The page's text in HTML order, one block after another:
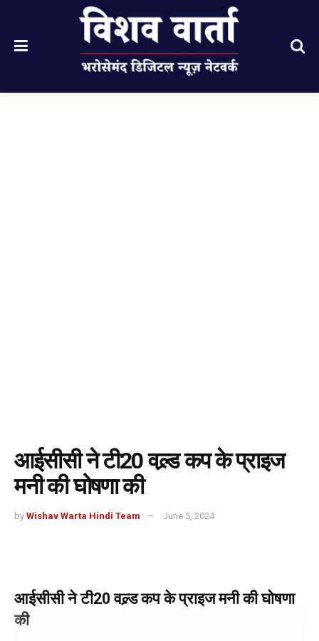
आईसीसी ने टी20 वल्र्ड कप के प्राइज
मनी की घोषणा की
by Wishav Warta Hindi Team June 5, 2024
आईसीसी ने टी20 वल्र्ड कप के प्राइज मनी की घोषणा
की